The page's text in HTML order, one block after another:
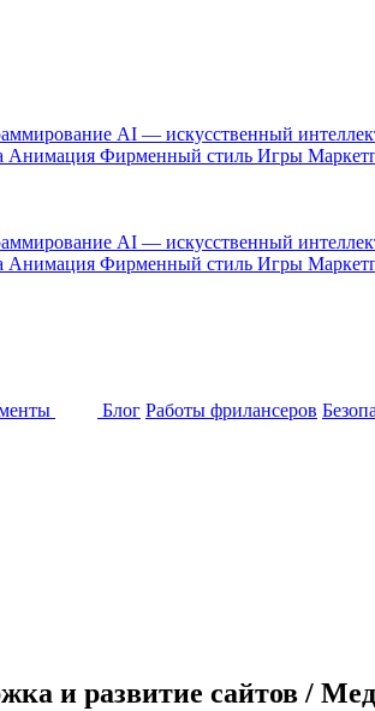
AI — искусственный
Анимация Фирменный стиль Игры
AI — искусственный
Анимация Фирменный стиль Игры
Блог Работы фрилансеров
и развитие сайтов /